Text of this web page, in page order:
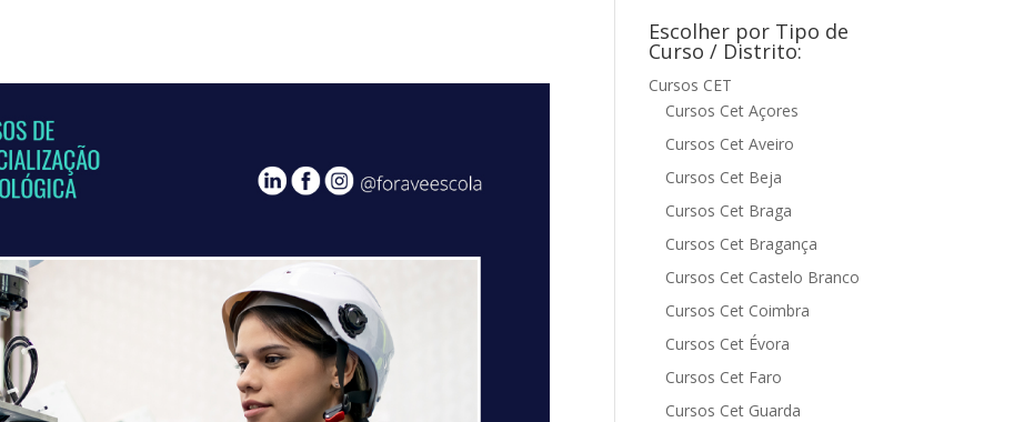
Escolher por Tipo de
Curso / Distrito:
Cursos CET
Cursos Cet Açores
Cursos Cet Aveiro
Cursos Cet Beja
Cursos Cet Braga
Cursos Cet Bragança
Cursos Cet Castelo Branco
Cursos Cet Coimbra
Cursos Cet Évora
Cursos Cet Faro
Cursos Cet Guarda